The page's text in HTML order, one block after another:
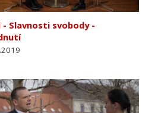
- Slavnosti svobody -